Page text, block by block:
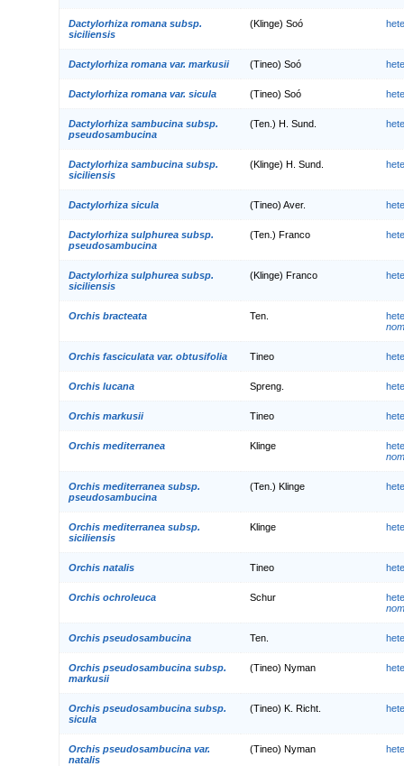
Dactylorhiza romana subsp.
siciliensis
(Klinge) Soó
Dactylorhiza romana var. markusii (Tineo) Soó
Dactylorhiza romana var. sicula (Tineo) Soó
Dactylorhiza sambucina subsp.
pseudosambucina
(Ten.) H. Sund.
Dactylorhiza sambucina subsp.
siciliensis
(Klinge) H. Sund.
Dactylorhiza sicula (Tineo) Aver.
Dactylorhiza sulphurea subsp.
pseudosambucina
(Ten.) Franco
Dactylorhiza sulphurea subsp.
siciliensis
(Klinge) Franco
Orchis bracteata Ten.
Orchis fasciculata var. obtusifolia Tineo
Orchis lucana Spreng.
Orchis markusii Tineo
Orchis mediterranea Klinge
Orchis mediterranea subsp.
pseudosambucina
(Ten.) Klinge
Orchis mediterranea subsp.
siciliensis
Klinge
Orchis natalis Tineo
Orchis ochroleuca Schur
Orchis pseudosambucina Ten.
Orchis pseudosambucina subsp.
markusii
(Tineo) Nyman
Orchis pseudosambucina subsp.
sicula
(Tineo) K. Richt.
Orchis pseudosambucina var.
natalis
(Tineo) Nyman